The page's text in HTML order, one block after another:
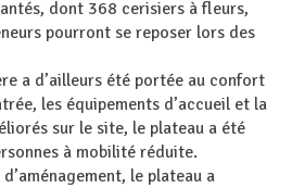
dont 368 cerisiers à fleurs,
pourront se reposer lors des
a d’ailleurs été portée au confort
les équipements d’accueil et la
sur le site, le plateau a été
à mobilité réduite.
le plateau a